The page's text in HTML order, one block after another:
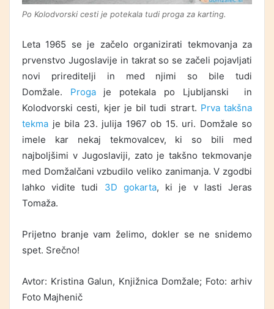
Po Kolodvorski cesti je potekala tudi proga za karting.
Leta 1965 se je začelo organizirati tekmovanja za
prvenstvo Jugoslavije in takrat so se začeli pojavljati
novi prireditelji in med njimi so bile tudi
Domžale. Progaje potekala po Ljubljanski in
Kolodvorski cesti, kjer je bil tudi strart. Prva takšna
tekma je bila 23. julija 1967 ob 15. uri. Domžale so
imele kar nekaj tekmovalcev, ki so bili med
najboljšimi v Jugoslaviji, zato je takšno tekmovanje
med Domžalčani vzbudilo veliko zanimanja. V zgodbi
lahko vidite tudi 3D gokarta, ki je v lasti Jeras
Tomaža.
Prijetno branje vam želimo, dokler se ne snidemo
spet. Srečno!
Avtor: Kristina Galun, Knjižnica Domžale; Foto: arhiv
Foto Majhenič